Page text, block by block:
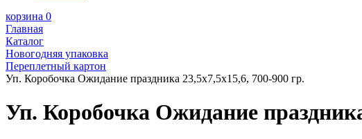
корзина 0
Главная
Каталог
Новогодняя упаковка
Переплетный картон
Уп. Коробочка Ожидание праздника 23,5х7,5х15,6, 700-900 гр.
Уп. Коробочка Ожидание